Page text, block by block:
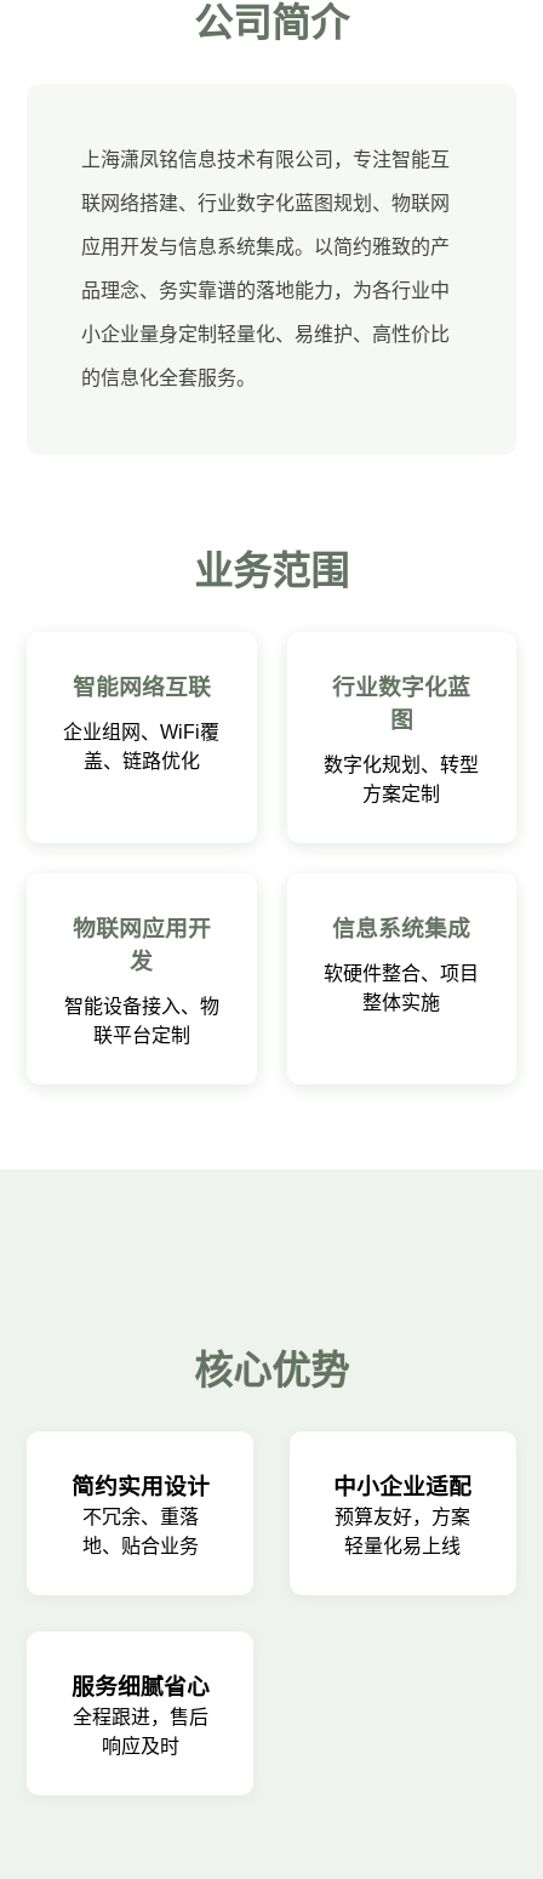
公司简介
上海潇凤铭信息技术有限公司，专注智能互
联网络搭建、行业数字化蓝图规划、物联网
应用开发与信息系统集成。以简约雅致的产
品理念、务实靠谱的落地能力，为各行业中
小企业量身定制轻量化、易维护、高性价比
的信息化全套服务。
业务范围
智能网络互联
企业组网、WiFi覆
盖、链路优化
行业数字化蓝
图
数字化规划、转型
方案定制
物联网应用开
发
智能设备接入、物
联平台定制
信息系统集成
软硬件整合、项目
整体实施
核心优势
简约实用设计
不冗余、重落
地、贴合业务
中小企业适配
预算友好，方案
轻量化易上线
服务细腻省心
全程跟进，售后
响应及时